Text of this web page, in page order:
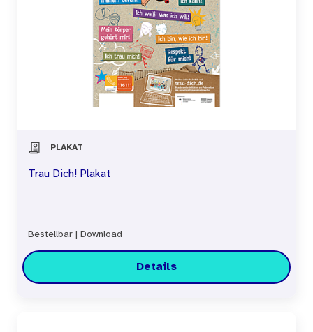
PLAKAT
Trau Dich! Plakat
Bestellbar Download
Details